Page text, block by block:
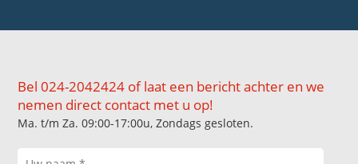
Bel 024-2042424 of laat een bericht achter en we
nemen direct contact met u op!
Ma. t/m Za. 09:00-17:00u, Zondags gesloten.